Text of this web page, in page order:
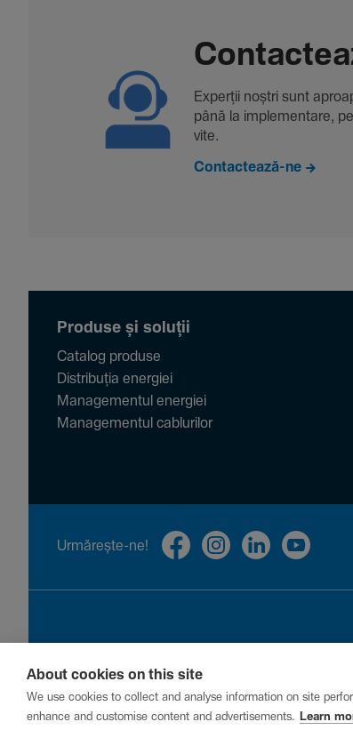
Experții noștri sunt
până la imple­men­tare,
vite.
Contactează-ne
Produse și soluții
Catalog produse
Distribuția energiei
Managementul energiei
Managementul cablurilor
Urmă­rește-ne!
Privacy Cookies
About cookies on this site
We use cookies to collect and analyse information on site
enhance and customise content and advertisements.
Learn